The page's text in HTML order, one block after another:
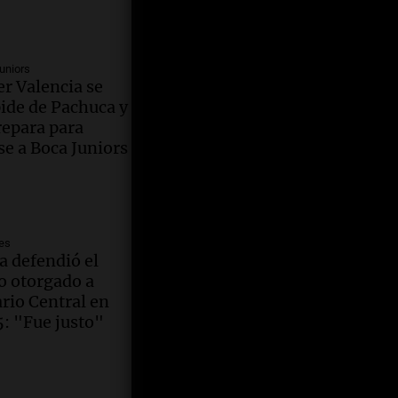
3
| Por
Suppo
no
Simioni
Economía
Lago
el
una
una
Valencia se
de Pachuca y
para
a Boca Juniors
defendió el
otorgado a
Central en
"Fue justo"